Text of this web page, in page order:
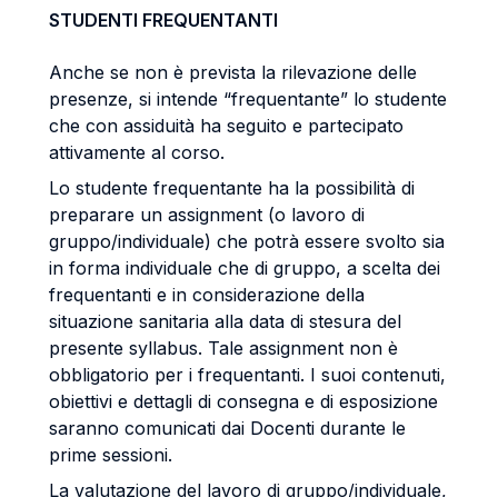
STUDENTI FREQUENTANTI
Anche se non è prevista la rilevazione delle
presenze, si intende “frequentante” lo studente
che con assiduità ha seguito e partecipato
attivamente al corso.
Lo studente frequentante ha la possibilità di
preparare un assignment (o lavoro di
gruppo/individuale) che potrà essere svolto sia
in forma individuale che di gruppo, a scelta dei
frequentanti e in considerazione della
situazione sanitaria alla data di stesura del
presente syllabus. Tale assignment non è
obbligatorio per i frequentanti. I suoi contenuti,
obiettivi e dettagli di consegna e di esposizione
saranno comunicati dai Docenti durante le
prime sessioni.
La valutazione del lavoro di gruppo/individuale,